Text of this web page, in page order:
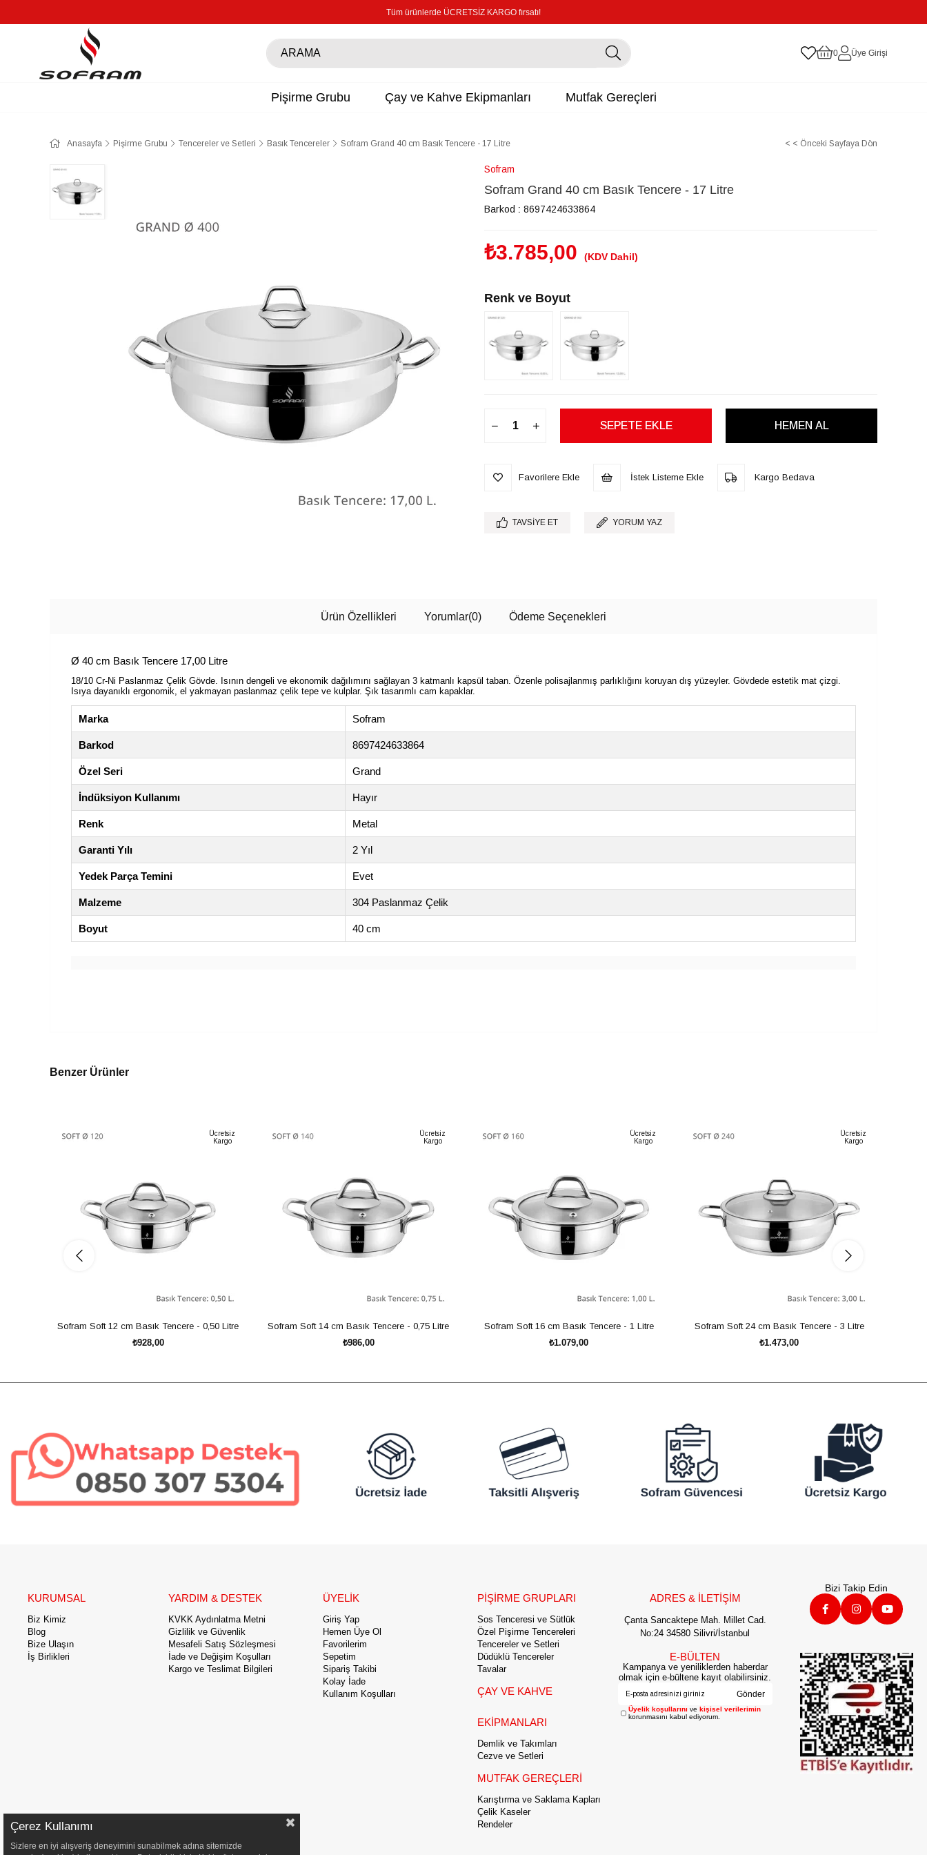
Tüm ürünlerde ÜCRETSİZ KARGO fırsatı!
0 Üye Girişi
Pişirme Grubu Çay ve Kahve Ekipmanları Mutfak Gereçleri
Anasayfa Pişirme Grubu Tencereler ve Setleri Basık Tencereler Sofram Grand 40 cm Basık Tencere - 17 Litre < < Önceki Sayfaya Dön
Sofram
Sofram Grand 40 cm Basık Tencere - 17 Litre
Barkod : 8697424633864
₺3.785,00 (KDV Dahil)
Renk ve Boyut
Favorilere Ekle İstek Listeme Ekle Kargo Bedava
TAVSIYE ET YORUM YAZ
Ürün Özellikleri Yorumlar(0) Ödeme Seçenekleri
Ø 40 cm Basık Tencere 17,00 Litre
18/10 Cr-Ni Paslanmaz Çelik Gövde. Isının dengeli ve ekonomik dağılımını sağlayan 3 katmanlı kapsül taban. Özenle polisajlanmış parlıklığını koruyan dış yüzeyler. Gövdede estetik mat çizgi.
Isıya dayanıklı ergonomik, el yakmayan paslanmaz çelik tepe ve kulplar. Şık tasarımlı cam kapaklar.
Marka Sofram
Barkod 8697424633864
Özel Seri Grand
İndüksiyon Kullanımı Hayır
Renk Metal
Garanti Yılı 2 Yıl
Yedek Parça Temini Evet
Malzeme 304 Paslanmaz Çelik
Boyut 40 cm
Benzer Ürünler
Ücretsiz
Kargo
Sofram Soft 12 cm Basık Tencere - 0,50 Litre
₺928,00
Ücretsiz
Kargo
Sofram Soft 14 cm Basık Tencere - 0,75 Litre
₺986,00
Ücretsiz
Kargo
Sofram Soft 16 cm Basık Tencere - 1 Litre
₺1.079,00
Ücretsiz
Kargo
Sofram Soft 24 cm Basık Tencere - 3 Litre
₺1.473,00
KURUMSAL
Biz Kimiz
Blog
Bize Ulaşın
İş Birlikleri
YARDIM & DESTEK
KVKK Aydınlatma Metni
Gizlilik ve Güvenlik
Mesafeli Satış Sözleşmesi
İade ve Değişim Koşulları
Kargo ve Teslimat Bilgileri
ÜYELİK
Giriş Yap
Hemen Üye Ol
Favorilerim
Sepetim
Sipariş Takibi
Kolay İade
Kullanım Koşulları
PİŞİRME GRUPLARI
Sos Tenceresi ve Sütlük
Özel Pişirme Tencereleri
Tencereler ve Setleri
Düdüklü Tencereler
Tavalar
ÇAY VE KAHVE
EKİPMANLARI
Demlik ve Takımları
Cezve ve Setleri
MUTFAK GEREÇLERİ
Karıştırma ve Saklama Kapları
Çelik Kaseler
Rendeler
ADRES & İLETİŞİM
Çanta Sancaktepe Mah. Millet Cad.
No:24 34580 Silivri/İstanbul
E-BÜLTEN
Kampanya ve yeniliklerden haberdar
olmak için e-bültene kayıt olabilirsiniz.
Gönder
Üyelik koşullarını vekişisel verilerimin
korunmasını kabul ediyorum.
Bizi Takip Edin
Çerez Kullanımı
Sizlere en iyi alışveriş deneyimini sunabilmek adına sitemizde